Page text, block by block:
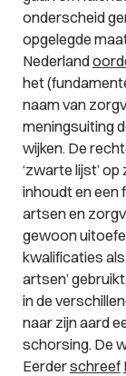
onderscheid
opgelegde
Nederland
het
naam van
meningsuiting
wijken. De
‘zwarte lijst’
inhoudt en een
artsen en
gewoon
kwalificaties als
artsen’
in de
naar zijn aard
schorsing. De
Eerderschreef